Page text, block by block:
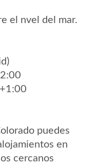
el nvel del mar.
puedes
en
cercanos